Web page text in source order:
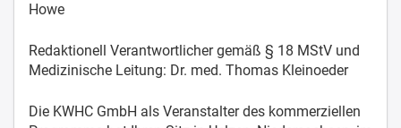
Howe
Redaktionell Verantwortlicher gemäß § 18 MStV und
Medizinische Leitung: Dr. med. Thomas Kleinoeder
Die KWHC GmbH als Veranstalterdes kommerziellen